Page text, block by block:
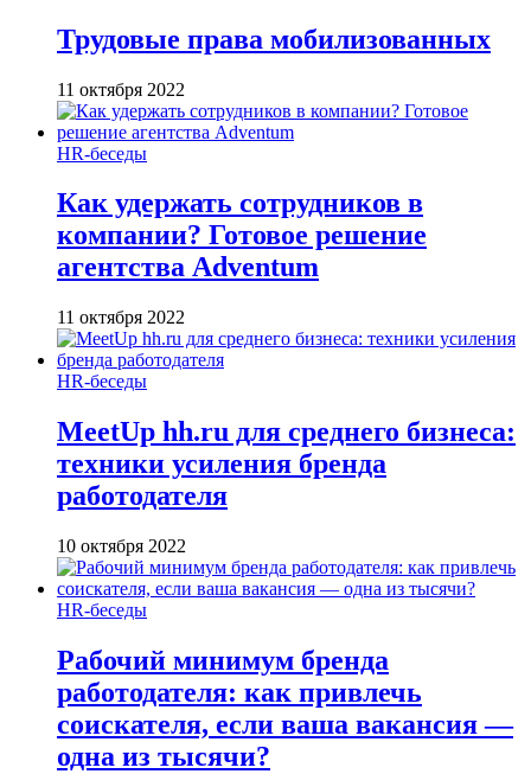
Трудовые права мобилизованных
11 октября 2022
HR-беседы
Как удержать сотрудников в
компании? Готовое решение
агентства Adventum
11 октября 2022
HR-беседы
MeetUp hh.ru для среднего бизнеса:
техники усиления бренда
работодателя
10 октября 2022
HR-беседы
Рабочий минимум бренда
работодателя: как привлечь
соискателя, если ваша вакансия —
одна из тысячи?